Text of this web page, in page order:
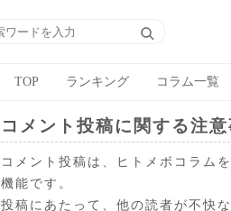
TOP ランキング コラム一覧
コメント投稿に関する注意
コメント投稿は、ヒトメボコラム
機能です。
投稿にあたって、他の読者が不快